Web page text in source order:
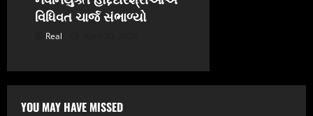
વિધિવત ચાર્જ સંભાળ્યો
Real
YOU MAY HAVE MISSED